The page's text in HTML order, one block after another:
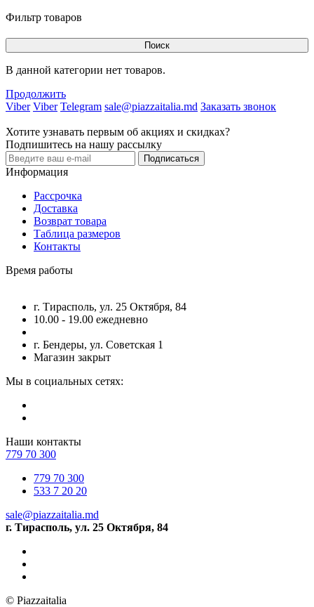
Фильтр товаров
Поиск
В данной категории нет товаров.
Продолжить
Viber Viber Telegram sale@piazzaitalia.md Заказать звонок
Хотите узнавать первым об акциях и скидках?
Подпишитесь на нашу рассылку
Подписаться
Информация
Рассрочка
Доставка
Возврат товара
Таблица размеров
Контакты
Время работы
г. Тирасполь, ул. 25 Октября, 84
10.00 - 19.00 ежедневно
г. Бендеры, ул. Советская 1
Магазин закрыт
Мы в социальных сетях:
Наши контакты
779 70 300
779 70 300
533 7 20 20
sale@piazzaitalia.md
г. Тирасполь, ул. 25 Октября, 84
© Piazzaitalia